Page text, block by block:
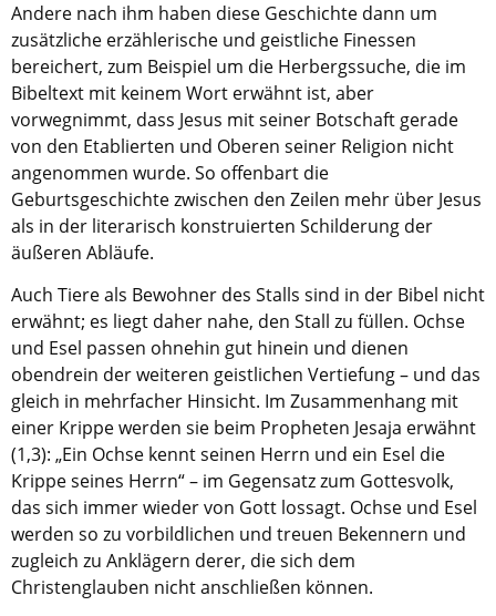
Stadtkirche
Aktuelle Printausgabe
Oktober 2017
Informationen
Aus (nicht nur) Frankfurter Blogs
Videos
Beratung & Info
Impressum
Hinweis
Diese Website wurde am 28. November 2017
archiviert. Neues Online-Angebot:Evangelische
Kirche in Frankfurt.
Andere nach ihm haben diese Geschichte dann um
zusätzliche erzählerische und geistliche Finessen
bereichert, zum Beispiel um die Herbergssuche, die im
Bibeltext mit keinem Wort erwähnt ist, aber
vorwegnimmt, dass Jesus mit seiner Botschaft gerade
von den Etablierten und Oberen seiner Religion nicht
angenommen wurde. So offenbart die
Geburtsgeschichte zwischen den Zeilen mehr über Jesus
als in der literarisch konstruierten Schilderung der
äußeren Abläufe.
Auch Tiere als Bewohner des Stalls sind in der Bibel nicht
erwähnt; es liegt daher nahe, den Stall zu füllen. Ochse
und Esel passen ohnehin gut hinein und dienen
obendrein der weiteren geistlichen Vertiefung – und das
gleich in mehrfacher Hinsicht. Im Zusammenhang mit
einer Krippe werden sie beim Propheten Jesaja erwähnt
(1,3): „Ein Ochse kennt seinen Herrn und ein Esel die
Krippe seines Herrn“ – im Gegensatz zum Gottesvolk,
das sich immer wieder von Gott lossagt. Ochse und Esel
werden so zu vorbildlichen und treuen Bekennern und
zugleich zu Anklägern derer, die sich dem
Christenglauben nicht anschließen können.